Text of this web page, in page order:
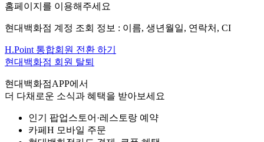
홈페이지를 이용해주세요
현대백화점 계정 조회 정보 : 이름, 생년월일, 연락처, CI
H.Point 통합회원 전환 하기
현대백화점 회원 탈퇴
현대백화점APP에서
더 다채로운 소식과 혜택을 받아보세요
인기 팝업스토어·레스토랑 예약
카페H 모바일 주문